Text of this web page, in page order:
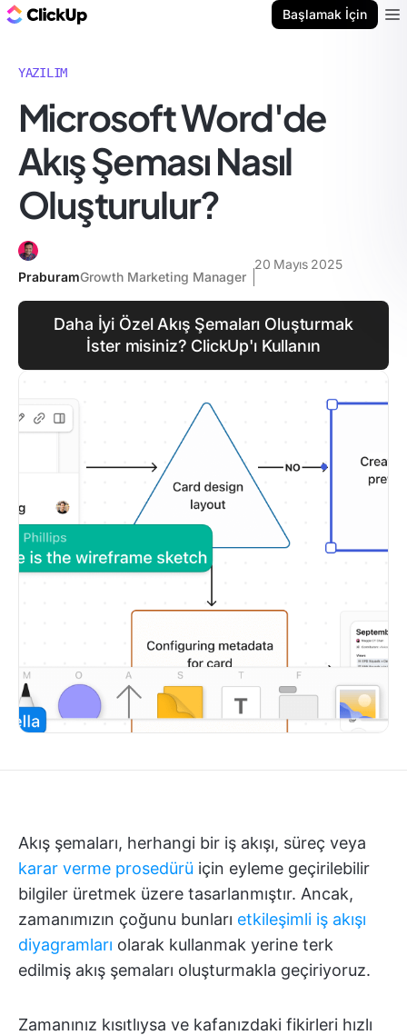
Başlamak İçin
YAZILIM
Microsoft Word'de
Akış Şeması Nasıl
Oluşturulur?
PraburamGrowth Marketing Manager
20 Mayıs 2025
Daha İyi Özel Akış Şemaları Oluşturmak
İster misiniz? ClickUp'ı Kullanın
Akış şemaları, herhangi bir iş akışı, süreç veya
karar verme prosedürü için eyleme geçirilebilir
bilgiler üretmek üzere tasarlanmıştır. Ancak,
zamanımızın çoğunu bunları etkileşimli iş akışı
diyagramları olarak kullanmak yerine terk
edilmiş akış şemaları oluşturmakla geçiriyoruz.
Zamanınız kısıtlıysa ve kafanızdaki fikirleri hızlı